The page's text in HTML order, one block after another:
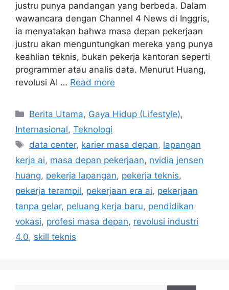
justru punya pandangan yang berbeda. Dalam
wawancara dengan Channel 4 News di Inggris,
ia menyatakan bahwa masa depan pekerjaan
justru akan menguntungkan mereka yang punya
keahlian teknis, bukan pekerja kantoran seperti
programmer atau analis data. Menurut Huang,
revolusi AI … Read more
C
a
e
g
o
r
i
e
s
Berita Utama, Gaya Hidup (Lifestyle),
Internasional, Teknologi
T
a
g
s
data center, karier masa depan, lapangan
kerja ai, masa depan pekerjaan, nvidia jensen
huang, pekerja lapangan, pekerja teknis,
pekerja terampil, pekerjaan era ai, pekerjaan
tanpa gelar, peluang kerja baru, pendidikan
vokasi, profesi masa depan, revolusi industri
4.0, skill teknis